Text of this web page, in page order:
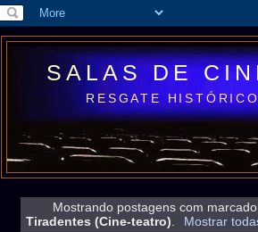
SALAS DE
RESGATE
Mostrando postagens com
Tiradentes (Cine-teatro). Mostrar